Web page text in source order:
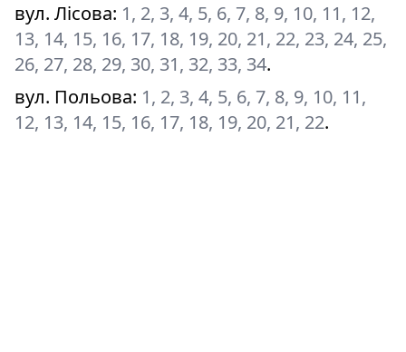
вул. Лісова: 1, 2, 3, 4, 5, 6, 7, 8, 9, 10, 11, 12,
13, 14, 15, 16, 17, 18, 19, 20, 21, 22, 23, 24, 25,
26, 27, 28, 29, 30, 31, 32, 33, 34.
вул. Польова: 1, 2, 3, 4, 5, 6, 7, 8, 9, 10, 11,
12, 13, 14, 15, 16, 17, 18, 19, 20, 21, 22.